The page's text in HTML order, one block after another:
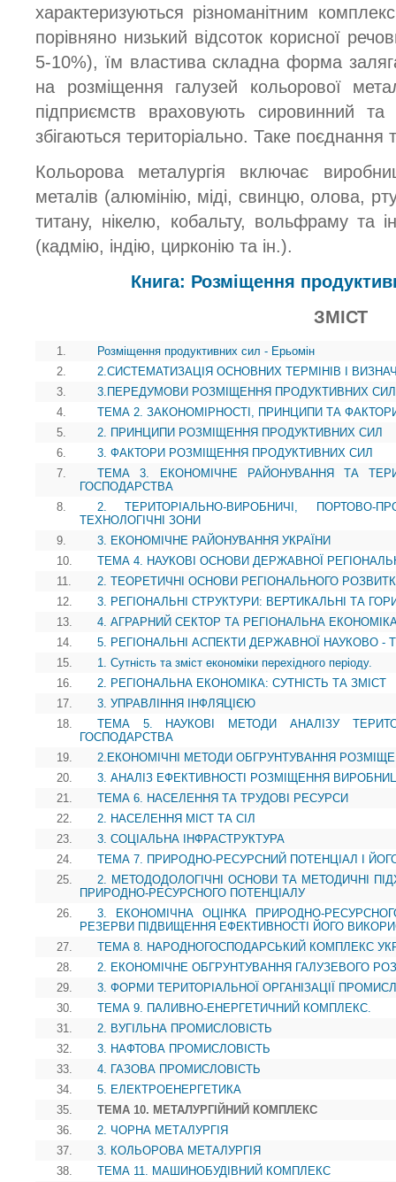
характеризуються різноманітним
порівняно низький відсоток корисної
5-10%), їм властива складна форма
на розміщення галузей кольорової
підприємств враховують сировинний та
збігаються територіально. Таке поєднання
Кольорова металургія включає
металів (алюмінію, міді, свинцю, олова,
титану, нікелю, кобальту, вольфраму та
(кадмію, індію, цирконію та ін.).
Книга: Розміщення
ЗМІСТ
1.
Розміщення продуктивних сил - Ерьомін
2.
2.СИСТЕМАТИЗАЦІЯ ОСНОВНИХ ТЕРМІНІВ І
3.
3.ПЕРЕДУМОВИ РОЗМІЩЕННЯ ПРОДУКТИВНИХ СИЛ
4.
ТЕМА 2. ЗАКОНОМІРНОСТІ, ПРИНЦИПИ ТА
5.
2. ПРИНЦИПИ РОЗМІЩЕННЯ ПРОДУКТИВНИХ СИЛ
6.
3. ФАКТОРИ РОЗМІЩЕННЯ ПРОДУКТИВНИХ СИЛ
7.
ТЕМА 3. ЕКОНОМІЧНЕ РАЙОНУВАННЯ ТА
ГОСПОДАРСТВА
8.
2. ТЕРИТОРІАЛЬНО-ВИРОБНИЧІ, ПОРТОВО-
ТЕХНОЛОГІЧНІ ЗОНИ
9.
3. ЕКОНОМІЧНЕ РАЙОНУВАННЯ УКРАЇНИ
10.
ТЕМА 4. НАУКОВІ ОСНОВИ ДЕРЖАВНОЇ
11.
2. ТЕОРЕТИЧНІ ОСНОВИ РЕГІОНАЛЬНОГО
12.
3. РЕГІОНАЛЬНІ СТРУКТУРИ: ВЕРТИКАЛЬНІ ТА
13.
4. АГРАРНИЙ СЕКТОР ТА РЕГІОНАЛЬНА
14.
5. РЕГІОНАЛЬНІ АСПЕКТИ ДЕРЖАВНОЇ НАУКОВО -
15.
1. Сутність та зміст економіки перехідного періоду.
16.
2. РЕГІОНАЛЬНА ЕКОНОМІКА: СУТНІСТЬ ТА ЗМІСТ
17.
3. УПРАВЛІННЯ ІНФЛЯЦІЄЮ
18.
ТЕМА 5. НАУКОВІ МЕТОДИ АНАЛІЗУ
ГОСПОДАРСТВА
19.
2.ЕКОНОМІЧНІ МЕТОДИ ОБГРУНТУВАННЯ
20.
3. АНАЛІЗ ЕФЕКТИВНОСТІ РОЗМІЩЕННЯ
21.
ТЕМА 6. НАСЕЛЕННЯ ТА ТРУДОВІ РЕСУРСИ
22.
2. НАСЕЛЕННЯ МІСТ ТА СІЛ
23.
3. СОЦІАЛЬНА ІНФРАСТРУКТУРА
24.
ТЕМА 7. ПРИРОДНО-РЕСУРСНИЙ ПОТЕНЦІАЛ І
25.
2. МЕТОДОДОЛОГІЧНІ ОСНОВИ ТА МЕТОДИЧНІ
ПРИРОДНО-РЕСУРСНОГО ПОТЕНЦІАЛУ
26.
3. ЕКОНОМІЧНА ОЦІНКА ПРИРОДНО-
РЕЗЕРВИ ПІДВИЩЕННЯ ЕФЕКТИВНОСТІ ЙОГО
27.
ТЕМА 8. НАРОДНОГОСПОДАРСЬКИЙ КОМПЛЕКС
28.
2. ЕКОНОМІЧНЕ ОБГРУНТУВАННЯ ГАЛУЗЕВОГО
29.
3. ФОРМИ ТЕРИТОРІАЛЬНОЇ ОРГАНІЗАЦІЇ
30.
ТЕМА 9. ПАЛИВНО-ЕНЕРГЕТИЧНИЙ КОМПЛЕКС.
31.
2. ВУГІЛЬНА ПРОМИСЛОВІСТЬ
32.
3. НАФТОВА ПРОМИСЛОВІСТЬ
33.
4. ГАЗОВА ПРОМИСЛОВІСТЬ
34.
5. ЕЛЕКТРОЕНЕРГЕТИКА
35.
ТЕМА 10. МЕТАЛУРГІЙНИЙ КОМПЛЕКС
36.
2. ЧОРНА МЕТАЛУРГІЯ
37.
3. КОЛЬОРОВА МЕТАЛУРГІЯ
38.
ТЕМА 11. МАШИНОБУДІВНИЙ КОМПЛЕКС